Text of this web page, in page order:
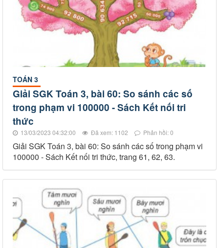
TOÁN 3
Giải SGK Toán 3, bài 60: So sánh các số
trong phạm vi 100000 - Sách Kết nối tri
thức
13/03/2023 04:32:00 Đã xem: 1102 Phản hồi: 0
Giải SGK Toán 3, bài 60: So sánh các số trong phạm vi
100000 - Sách Kết nối tri thức, trang 61, 62, 63.